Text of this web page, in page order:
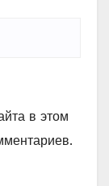
в этом